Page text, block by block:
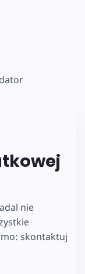
nie
skontaktuj